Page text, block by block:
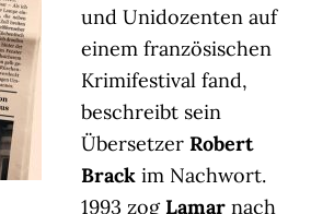
und Unidozenten auf
einem französischen
Krimifestival fand,
beschreibt sein
ÜbersetzerRobert
Brackim Nachwort.
1993 zogLamar nach